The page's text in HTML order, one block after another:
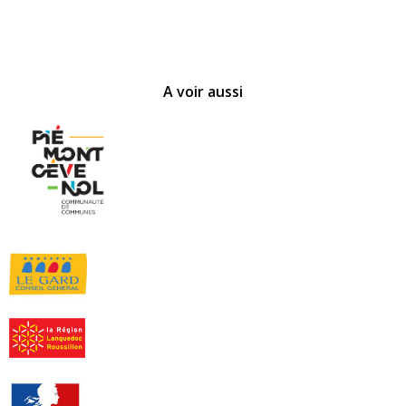
A voir aussi